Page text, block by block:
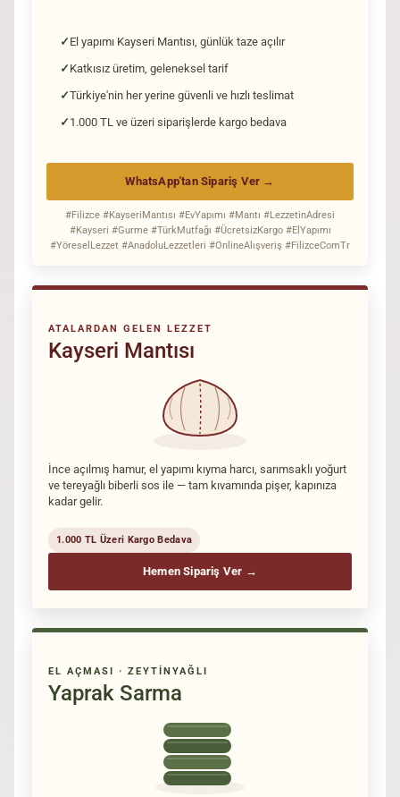
ATALARDAN GELEN LEZZET
Kayseri Mantısı
İnce açılmış hamur, el yapımı kıyma harcı, sarımsaklı yoğurt
ve tereyağlı biberli sos ile — tam kıvamında pişer, kapınıza
kadar gelir.
1.000 TL Üzeri Kargo Bedava
Hemen Sipariş Ver →
El yapımı Kayseri Mantısı, günlük taze açılır
Katkısız üretim, geleneksel tarif
Türkiye'nin her yerine güvenli ve hızlı teslimat
1.000 TL ve üzeri siparişlerde kargo bedava
WhatsApp'tan Sipariş Ver →
#Filizce #KayseriMantısı #EvYapımı #Mantı #LezzetinAdresi
#Kayseri #Gurme #TürkMutfağı #ÜcretsizKargo #ElYapımı
#YöreselLezzet #AnadoluLezzetleri #OnlineAlışveriş #FilizceComTr
EL AÇMASI · ZEYTINYAĞLI
Yaprak Sarma